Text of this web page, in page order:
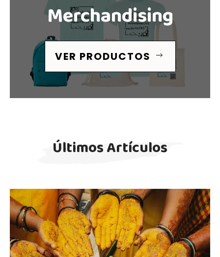
Merchandising
VER PRODUCTOS
Últimos Artículos